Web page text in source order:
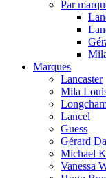
Par
Marques
Lancaster
Mila
Lancel
Guess
Gérard
Michael
Vanessa